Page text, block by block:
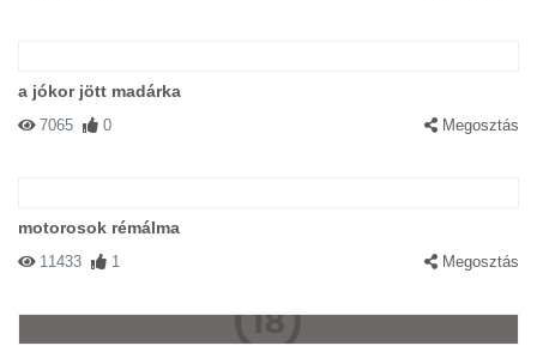
a jókor jött madárka
7065 0 Megosztás
motorosok rémálma
11433 1 Megosztás